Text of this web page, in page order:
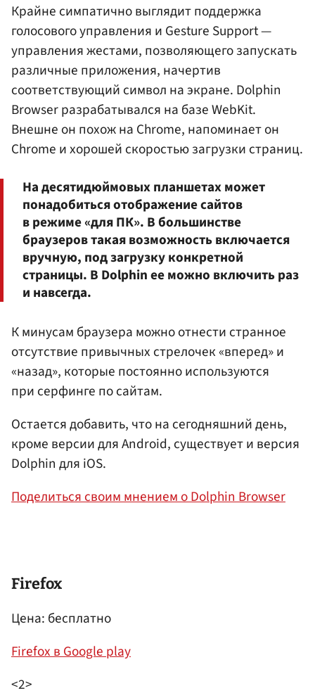
Крайне симпатично выглядит поддержка
голосового управления и Gesture Support —
управления жестами, позволяющего запускать
различные приложения, начертив
соответствующий символ на экране. Dolphin
Browser разрабатывался на базе WebKit.
Внешне он похож на Chrome, напоминает он
Chrome и хорошей скоростью загрузки страниц.
На десятидюймовых планшетах может
понадобиться отображение сайтов
в режиме «для ПК». В большинстве
браузеров такая возможность включается
вручную, под загрузку конкретной
страницы. В Dolphin ее можно включить раз
и навсегда.
К минусам браузера можно отнести странное
отсутствие привычных стрелочек «вперед» и
«назад», которые постоянно используются
при серфинге по сайтам.
Остается добавить, что на сегодняшний день,
кроме версии для Android, существует и версия
Dolphin для iOS.
Поделиться своим мнением о Dolphin Browser
Firefox
Цена: бесплатно
Firefox в Google play
<2>